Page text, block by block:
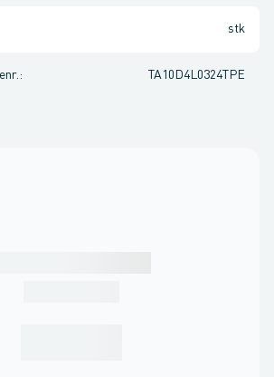
stk
: TA10D4L0324TPE